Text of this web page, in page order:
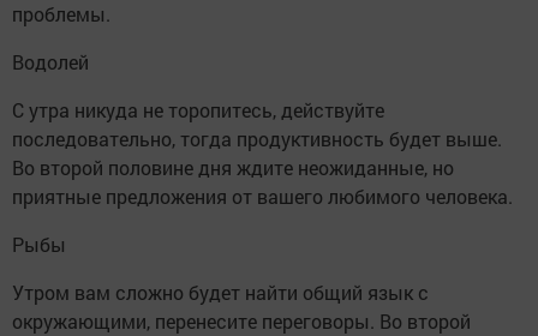
проблемы.
Водолей
С утра никуда не торопитесь, действуйте
последовательно, тогда продуктивность будет выше.
Во второй половине дня ждите неожиданные, но
приятные предложения от вашего любимого человека.
Рыбы
Утром вам сложно будет найти общий язык с
окружающими, перенесите переговоры. Во второй